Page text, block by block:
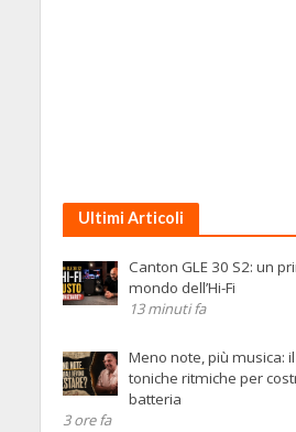
Ultimi Articoli
Canton GLE 30 S2: un
mondo dell’Hi-Fi
13 minuti fa
Meno note, più musica:
toniche ritmiche per
batteria
3 ore fa